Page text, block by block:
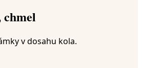
chmel
v dosahu kola.